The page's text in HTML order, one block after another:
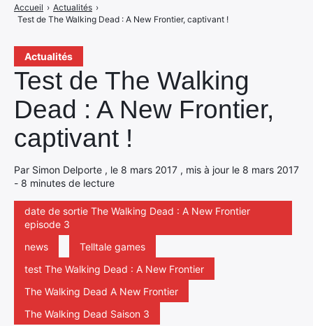
Actualités
Test de The Walking
Dead : A New Frontier,
captivant !
Par Simon Delporte , le 8 mars 2017 , mis à jour le 8 mars 2017
- 8 minutes de lecture
date de sortie The Walking Dead : A New Frontier
episode 3
news
Telltale games
test The Walking Dead : A New Frontier
The Walking Dead A New Frontier
The Walking Dead Saison 3
Accueil › Actualités ›
Test de The Walking Dead : A New Frontier, captivant !